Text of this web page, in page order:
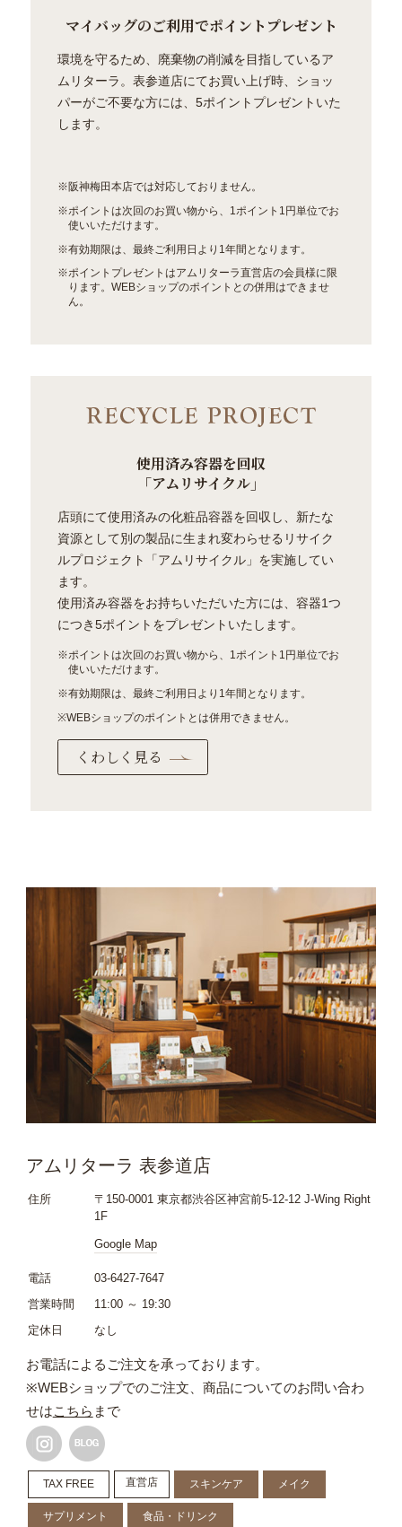
マイバッグのご利用でポイントプレゼント
環境を守るため、廃棄物の削減を目指しているア
ムリターラ。表参道店にてお買い上げ時、ショッ
パーがご不要な方には、5ポイントプレゼントいた
します。
※阪神梅田本店では対応しておりません。
※ポイントは次回のお買い物から、1ポイント1円単位でお
使いいただけます。
※有効期限は、最終ご利用日より1年間となります。
※ポイントプレゼントはアムリターラ直営店の会員様に限
ります。WEBショップのポイントとの併用はできませ
ん。
使用済み容器を回収
「アムリサイクル」
店頭にて使用済みの化粧品容器を回収し、新たな
資源として別の製品に生まれ変わらせるリサイク
ルプロジェクト「アムリサイクル」を実施してい
ます。
使用済み容器をお持ちいただいた方には、容器1つ
につき5ポイントをプレゼントいたします。
※ポイントは次回のお買い物から、1ポイント1円単位でお
使いいただけます。
※有効期限は、最終ご利用日より1年間となります。
※WEBショップのポイントとは併用できません。
くわしく見る
アムリターラ 表参道店
住所
〒150-0001 東京都渋谷区神宮前5-12-12 J-Wing Right
1F
Google Map
電話
03-6427-7647
営業時間
11:00 ～ 19:30
定休日
なし
お電話によるご注文を承っております。
※WEBショップでのご注文、商品についてのお問い合わ
せはこちら まで
TAX FREE 直営店 スキンケア メイク
サプリメント 食品・ドリンク